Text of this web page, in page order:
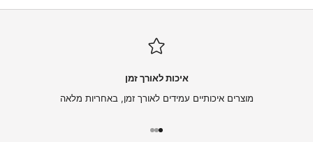
איכות לאורך זמן
מוצרים איכותיים עמידים לאורך זמן, באחריות מלאה
עבור לפריט 1
עבור לפריט 2
עבור לפריט 3